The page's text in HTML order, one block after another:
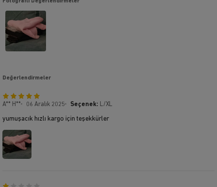
Değerlendirmeler
A** H** 06 Aralık 2025 Seçenek: L/XL
yumuşacık hızlı kargo için teşekkürler